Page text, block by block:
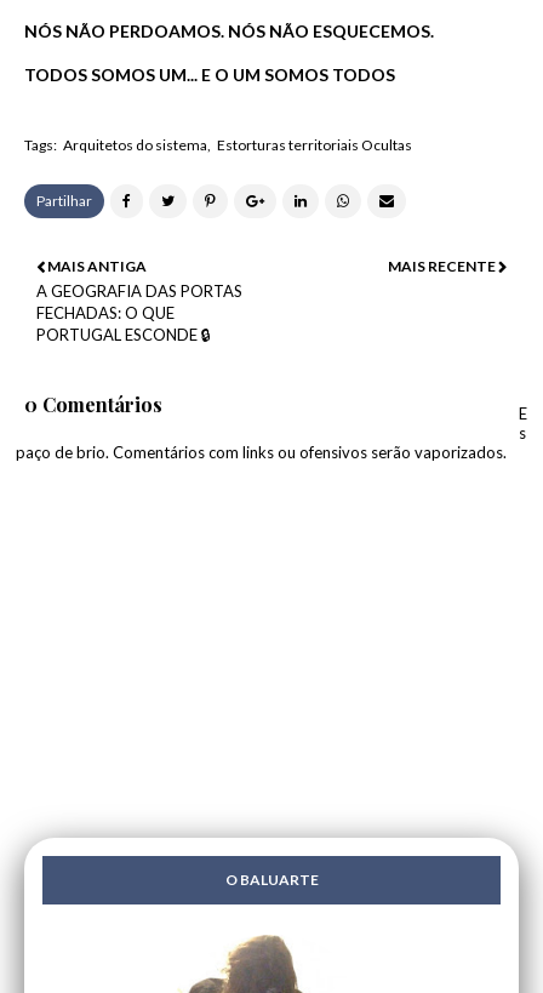
NÓS NÃO PERDOAMOS. NÓS NÃO ESQUECEMOS.
TODOSSOMOS UM... E O UM SOMOS TODOS
Tags: Arquitetos do sistema Estorturas territoriais Ocultas
Partilhar
MAIS RECENTE
MAIS ANTIGA
A GEOGRAFIA DAS PORTAS
FECHADAS: O QUE
PORTUGAL ESCONDE 🔒
0 Comentários
E
s
paço de brio. Comentários com links ou ofensivos serão vaporizados.
O BALUARTE